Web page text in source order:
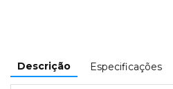
Descrição Especificações